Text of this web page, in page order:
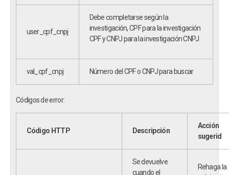
user_cpf_cnpj
Debe completarse según la
investigación, CPF para la investigación
CPF y CNPJ para la investigación CNPJ
val_cpf_cnpj Número del CPF o CNPJ para buscar
Códigos de error:
Código HTTP Descripción
Acción
sugerid
Se devuelve
cuando el
Rehaga la